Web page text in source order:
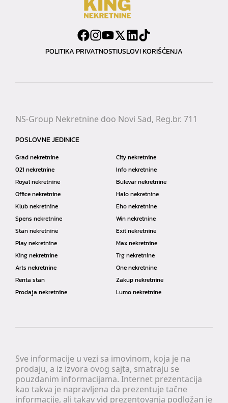
POLITIKA PRIVATNOSTIUSLOVI KORIŠĆENJA
Sve informacije u vezi sa imovinom, koja je na
prodaju, a iz izvora ovog sajta, smatraju se
pouzdanim informacijama. Internet prezentacija
kao takva je napravljena da prezentuje tačne
informacije, ali takav vid prezentovanja podložan je
NS-Group Nekretnine doo Novi Sad, Reg.br. 711
POSLOVNE JEDINICE
Grad nekretnine
City nekretnine
021 nekretnine
Info nekretnine
Royal nekretnine
Bulevar nekretnine
Office nekretnine
Halo nekretnine
Klub nekretnine
Eho nekretnine
Spens nekretnine
Win nekretnine
Stan nekretnine
Exit nekretnine
Play nekretnine
Max nekretnine
King nekretnine
Trg nekretnine
Arts nekretnine
One nekretnine
Renta stan
Zakup nekretnine
Prodaja nekretnine
Lumo nekretnine